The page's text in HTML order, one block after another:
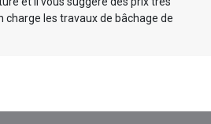
les travaux de bâchage de